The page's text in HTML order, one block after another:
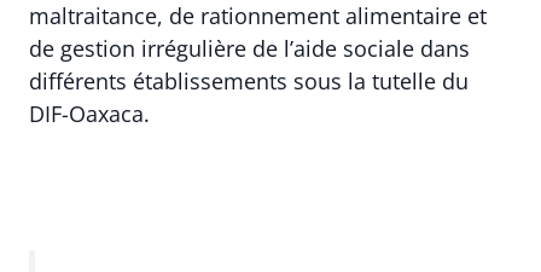
maltraitance, de rationnement alimentaire et
de gestion irrégulière de l’aide sociale dans
différents établissements sous la tutelle du
DIF-Oaxaca.